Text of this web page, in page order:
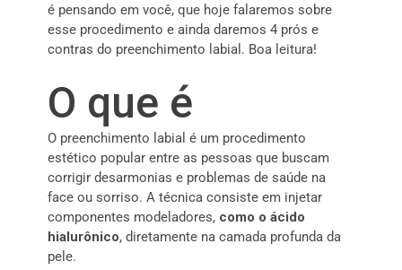
é pensando em você, que hoje falaremos sobre
esse procedimento e ainda daremos 4 prós e
contras do preenchimento labial. Boa leitura!
O que é
O preenchimento labial é um procedimento
estético popular entre as pessoas que buscam
corrigir desarmonias e problemas de saúde na
face ou sorriso. A técnica consiste em injetar
componentes modeladores, como o ácido
hialurônico, diretamente na camada profunda da
pele.